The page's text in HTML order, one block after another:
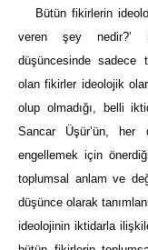
Bütün fikirlerin
veren şey nedir?’
düşüncesinde sadece
olan fikirler ideolojik
olup olmadığı, belli
Sancar Üşür’ün, her
engellemek için
toplumsal anlam ve
düşünce olarak
ideolojinin iktidarla